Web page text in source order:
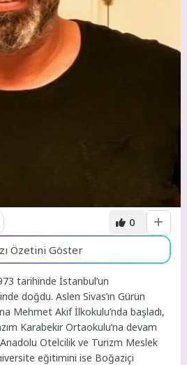
0
Özetini Göster
tarihinde İstanbul’un
doğdu. Aslen Sivas’ın Gürün
Mehmet Akif İlkokulu’nda başladı,
Karabekir Ortaokulu’na devam
Otelcilik ve Turizm Meslek
eğitimini ise Boğaziçi